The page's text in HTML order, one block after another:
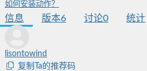
如何安装动作？
信息 版本6 讨论0 统计
lisontowind
复制Ta的推荐码